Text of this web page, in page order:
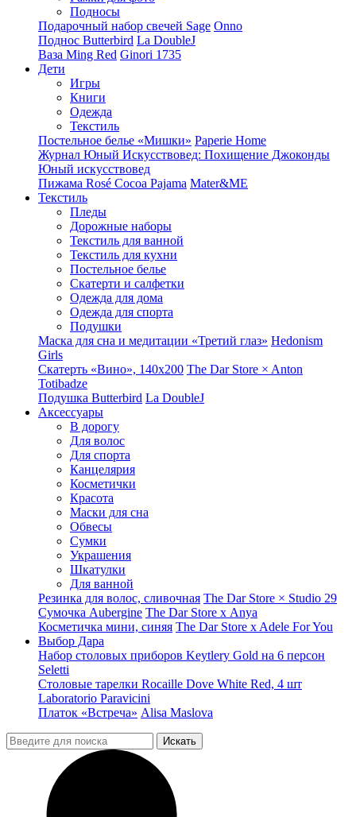
Подносы
Подарочный набор свечей Sage Onno
Поднос Butterbird La DoubleJ
Ваза Ming Red Ginori 1735
Дети
Игры
Книги
Одежда
Текстиль
Постельное белье «Мишки» Paperie Home
Журнал Юный Искусствовед: Похищение Джоконды
Юный искусствовед
Пижама Rosé Cocoa Pajama Mater&ME
Текстиль
Пледы
Дорожные наборы
Текстиль для ванной
Текстиль для кухни
Постельное белье
Скатерти и салфетки
Одежда для дома
Одежда для спорта
Подушки
Маска для сна и медитации «Третий глаз» Hedonism
Girls
Скатерть «Вино», 140х200 The Dar Store × Anton
Totibadze
Подушка Butterbird La DoubleJ
Аксессуары
В дорогу
Для волос
Для спорта
Канцелярия
Косметички
Красота
Маски для сна
Обвесы
Сумки
Украшения
Шкатулки
Для ванной
Резинка для волос, сливочная The Dar Store × Studio 29
Сумочка Aubergine The Dar Store x Anya
Косметичка мини, синяя The Dar Store x Adele For You
Выбор Дара
Набор столовых приборов Keytlery Gold на 6 персон
Seletti
Столовые тарелки Rocaille Dove White Red, 4 шт
Laboratorio Paravicini
Платок «Встреча» Alisa Maslova